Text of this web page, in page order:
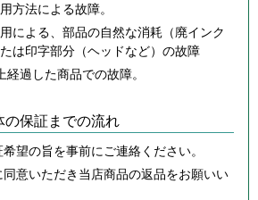
方法による故障。
による、部品の自然な消耗（廃インク
は印字部分（ヘッドなど）の故障
経過した商品での故障。
の保証までの流れ
望の旨を事前にご連絡ください。
意いただき当店商品の返品をお願いい